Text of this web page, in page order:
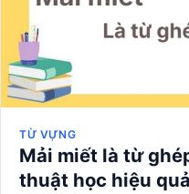
TỪ VỰNG
Mải miết là từ
thuật học hiệu